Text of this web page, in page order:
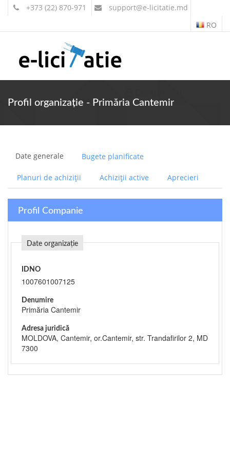
+373 (22) 870-971 support@e-licitatie.md
RO
Profil organizație - Primăria Cantemir
Date generale Bugete planificate
Planuri de achiziții Achiziții active Aprecieri
Profil Companie
Date organizație
IDNO
1007601007125
Denumire
Primăria Cantemir
Adresa juridică
MOLDOVA, Cantemir, or.Cantemir, str. Trandafirilor 2, MD
7300